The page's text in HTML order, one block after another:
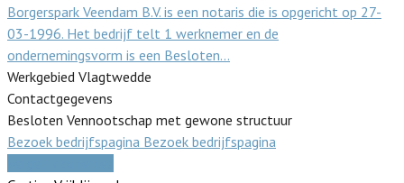
Borgerspark Veendam B.V. is een notaris die is opgericht op 27-
03-1996. Het bedrijf telt 1 werknemer en de
ondernemingsvorm is een Besloten…
Werkgebied Vlagtwedde
Contactgegevens
Besloten Vennootschap met gewone structuur
Bezoek bedrijfspagina Bezoek bedrijfspagina